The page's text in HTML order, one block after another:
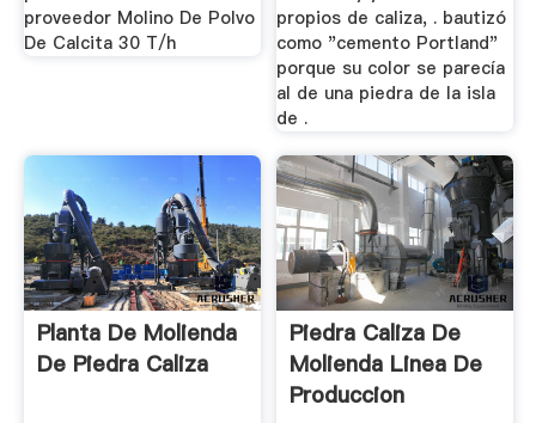
proveedor Molino De Polvo
De Calcita 30 T/h
propios de caliza, . bautizó
como "cemento Portland"
porque su color se parecía
al de una piedra de la isla
de .
Planta De Molienda
De Piedra Caliza
Piedra Caliza De
Molienda Linea De
Produccion